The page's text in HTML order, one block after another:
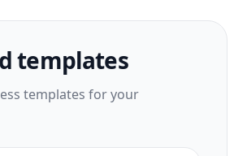
templates
templates for your